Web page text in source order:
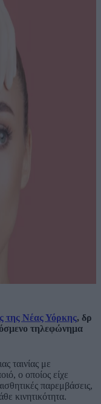
της Νέας Υόρκης, δρ
τηλεφώνημα
ταινίας με
ο οποίος είχε
παρεμβάσεις,
κινητικότητα.